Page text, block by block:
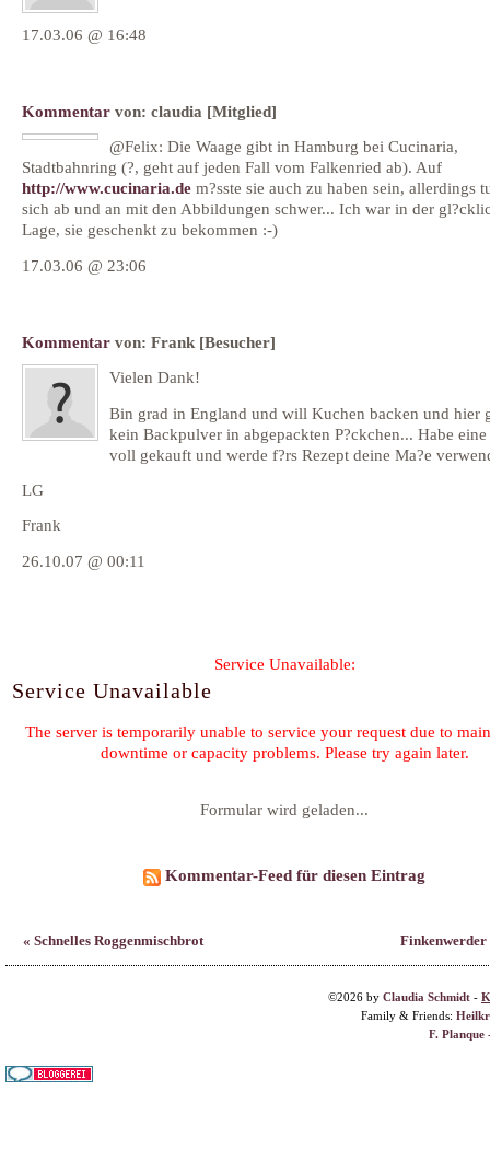
17.03.06 @ 16:48
Kommentar von: claudia [Mitglied]
@Felix: Die Waage gibt in Hamburg bei Cucinaria,
Stadtbahnring (?, geht auf jeden Fall vom Falkenried ab). Auf
http://www.cucinaria.de m?sste sie auch zu haben sein, allerdings
sich ab und an mit den Abbildungen schwer... Ich war in der
Lage, sie geschenkt zu bekommen :-)
17.03.06 @ 23:06
Kommentar von: Frank [Besucher]
Vielen Dank!
Bin grad in England und will Kuchen backen und hier
kein Backpulver in abgepackten P?ckchen... Habe eine
voll gekauft und werde f?rs Rezept deine Ma?e
LG
Frank
26.10.07 @ 00:11
Formular wird geladen...
Kommentar-Feed für diesen Eintrag
Family & Friends: